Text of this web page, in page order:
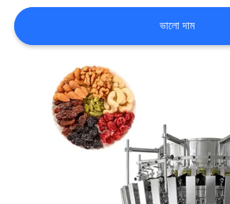
সাথে
যোগাযোগ
ভালো দাম